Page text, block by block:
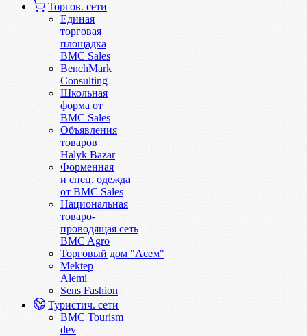
Торгов. сети
Единая
торговая
площадка
BMC Sales
BenchMark
Consulting
Школьная
форма от
BMC Sales
Объявления
товаров
Halyk Bazar
Форменная
и спец. одежда
от BMC Sales
Национальная
товаро-
проводящая сеть
BMC Agro
Торговый дом "Асем"
Mektep
Alemi
Sens Fashion
Туристич. сети
BMC Tourism
dev